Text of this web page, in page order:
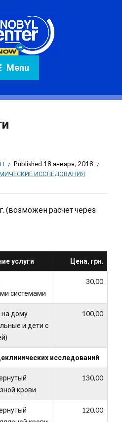
Menu
Published 18 января, 2018
ИССЛЕДОВАНИЯ
(возможен расчет через
услуги Цена, грн.
системами
30,00
на дому
и дети с
100,00
исследований
крови
130,00
120,00